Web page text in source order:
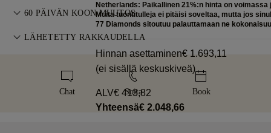
Netherlands: Paikallinen 21%:n hinta on
Muita tuontitulleja ei pitäisi soveltaa, mutta jos
77 Diamonds sitoutuu palauttamaan ne
Hinnan asettaminen€ 1.693,11
(ei sisällä keskuskiveä)
ALV€ 413,82
Yhteensä€ 2.048,66
FedExin tai DHL-erikoiskuljetuspalvelun kautta suoraan
kotiovellesi. Vakuutamme kaikki tilauksemme, jotta vältämme
kaikki toimitusongelmat. Tiettyjen arvokkaiden tuotteiden
osalta käytämme erikoistunutta kuljetuspalvelua, kuten Malca-
Amit tai Brinks. Jos et ole täysin tyytyväinen ostoosi, voit
Jos et ole täysin tyytyväinen, voit palauttaa tai vaihtaa
ostoksesi 30 päivän kuluessa. Katsoehdot.
60 PÄIVÄN KOON MUUTOS
Täydellisen istuvuuden varmistamiseksi 77 Diamonds tarjoaa
LÄHETETTY RAKKAUDELLA
Panostamme jokaiseen yksityiskohtaan. Käsintehty korusi
toimitetaan tunnusomaisessa keltaisessa rasiassamme,
Chat Soita Book